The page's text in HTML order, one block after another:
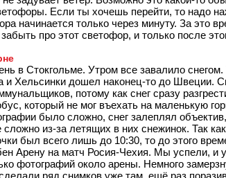
Если ты хочешь перейти, то надо
начинается только через минуту. За это
про этот светофор, и только после
в Стокгольме. Утром все завалило
и Хельсинки дошел наконец-то до Швеции.
потому как снег сразу
который не мог въехать на маленькую
было сложно, снег залеплял
из-за летящих в них снежинок. Так
был всего лишь до 10:30, то до этого
Арену на матч Росия-Чехия. Мы успели, и
фотографий около арены. Немного
ряд снимков уже там, ещё раз